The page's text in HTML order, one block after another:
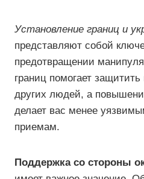
Установление границ и
представляют собой
предотвращении
границ помогает
других людей, а
делает вас менее
приемам.
Поддержка со стороны